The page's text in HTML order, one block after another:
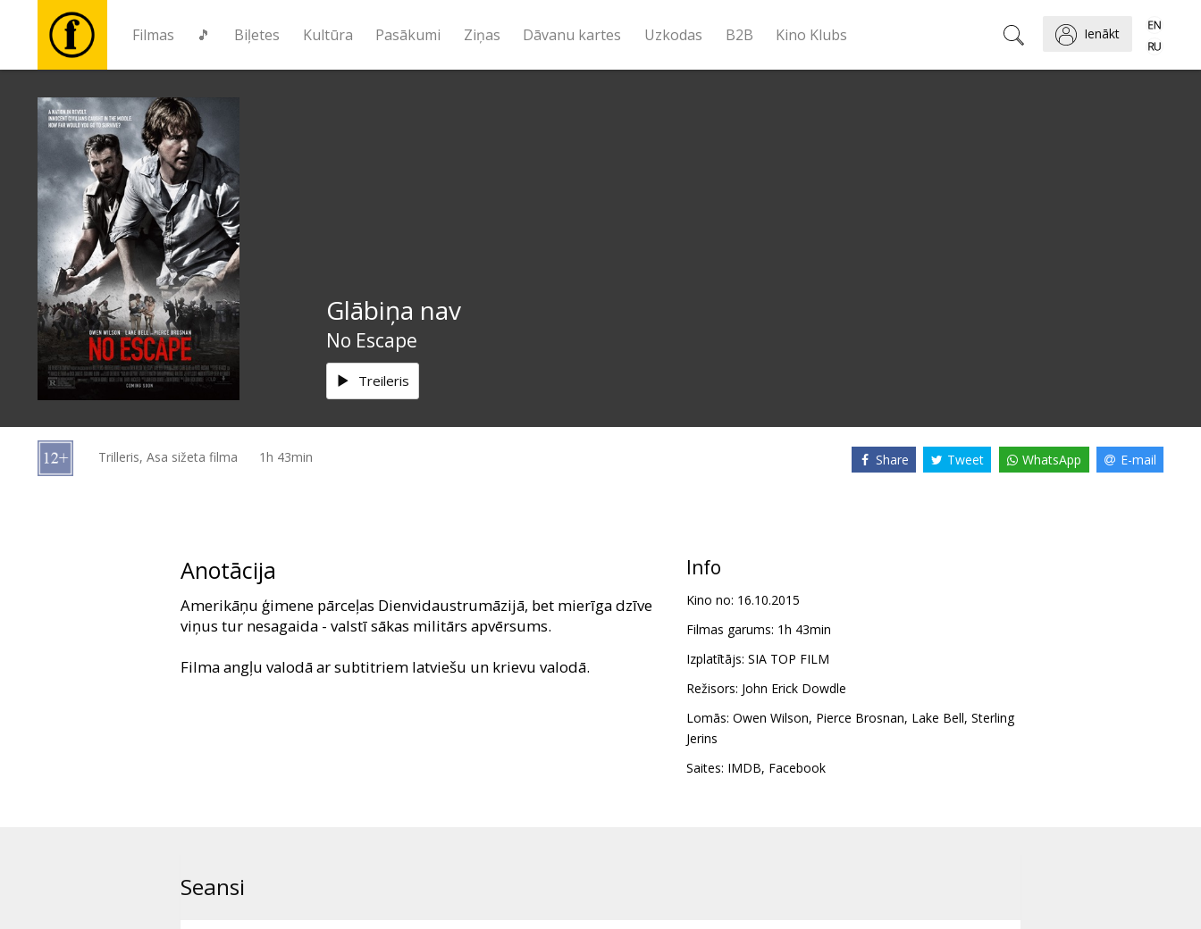
Filmas 🎵 Biļetes Kultūra Pasākumi Ziņas Dāvanu kartes Uzkodas B2B Kino Klubs Ienākt
Filmas
🎵
Biļetes
Kultūra
Pasākumi
Ziņas
kartes
Glābiņa nav
No Escape
Treileris
Trilleris, Asa sižeta filma 1h 43min Share Tweet WhatsApp E-mail
Anotācija
Amerikāņu ģimene pārceļas Dienvidaustrumāzijā, bet mierīga dzīve
viņus tur nesagaida - valstī sākas militārs apvērsums.
Filma angļu valodā ar subtitriem latviešu un krievu valodā.
Info
Kino no: 16.10.2015
Filmas garums: 1h 43min
Izplatītājs: SIA TOP FILM
Režisors: John Erick Dowdle
Lomās: Owen Wilson, Pierce Brosnan, Lake Bell, Sterling
Jerins
Saites: IMDB, Facebook
Seansi